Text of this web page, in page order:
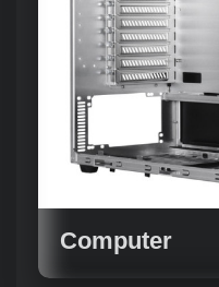
Computer